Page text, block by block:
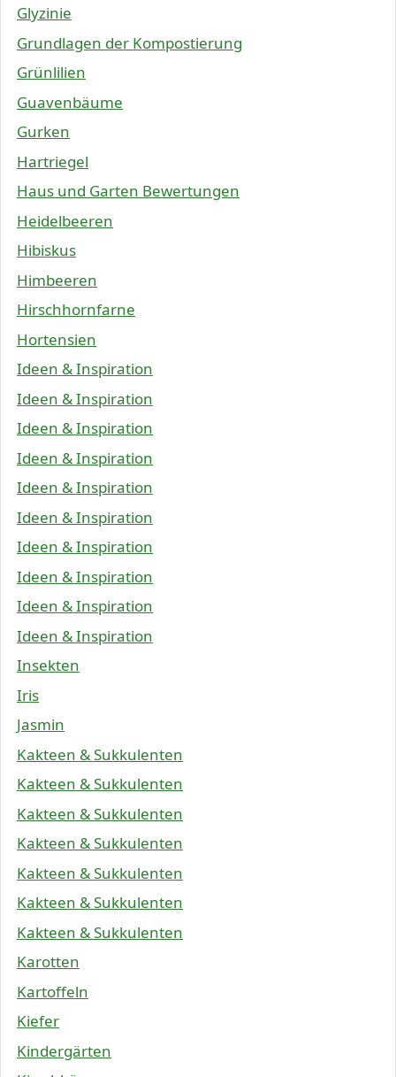
Glyzinie
Grundlagen der Kompostierung
Grünlilien
Guavenbäume
Gurken
Hartriegel
Haus und Garten Bewertungen
Heidelbeeren
Hibiskus
Himbeeren
Hirschhornfarne
Hortensien
Ideen & Inspiration
Ideen & Inspiration
Ideen & Inspiration
Ideen & Inspiration
Ideen & Inspiration
Ideen & Inspiration
Ideen & Inspiration
Ideen & Inspiration
Ideen & Inspiration
Ideen & Inspiration
Insekten
Iris
Jasmin
Kakteen & Sukkulenten
Kakteen & Sukkulenten
Kakteen & Sukkulenten
Kakteen & Sukkulenten
Kakteen & Sukkulenten
Kakteen & Sukkulenten
Kakteen & Sukkulenten
Karotten
Kartoffeln
Kiefer
Kindergärten